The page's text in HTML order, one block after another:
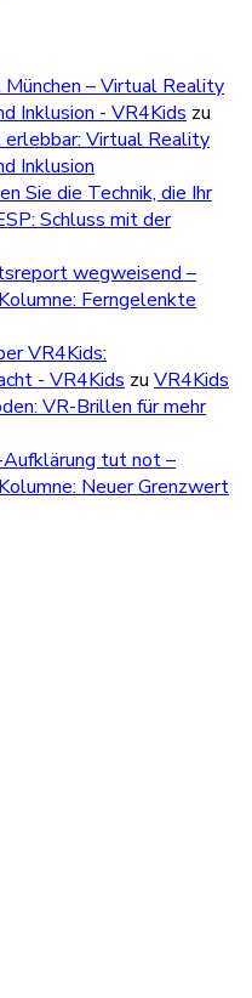
– Virtual Reality
Inklusion - VR4Kids zu
Virtual Reality
Inklusion
Sie die Technik, die Ihr
Schluss mit der
wegweisend –
Ferngelenkte
VR4Kids:
- VR4Kids zu VR4Kids
VR-Brillen für mehr
Aufklärung tut not –
Neuer Grenzwert